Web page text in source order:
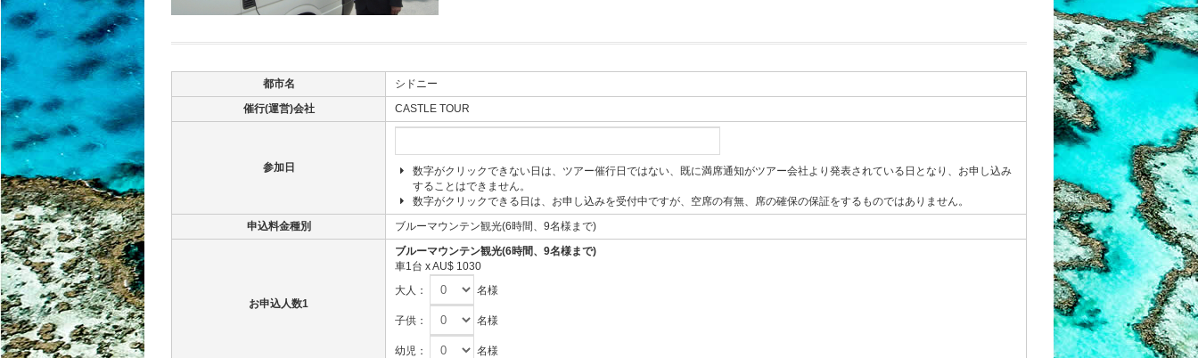
都市名
シドニー
催行(運営)会社
CASTLE TOUR
参加日
数字がクリックできない日は、ツアー催行日ではない、既に満席通知がツアー会社より発表されている日となり、お申し込み
することはできません。
数字がクリックできる日は、お申し込みを受付中ですが、空席の有無、席の確保の保証をするものではありません。
申込料金種別
ブルーマウンテン観光(6時間、9名様まで)
お申込人数1
ブルーマウンテン観光(6時間、9名様まで)
車1台 x AU$ 1030
大人：
名様
子供： 名様
幼児： 名様